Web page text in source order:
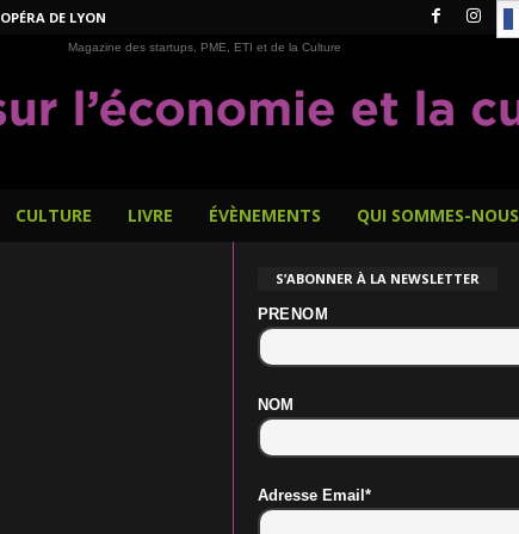
OPÉRA DE LYON
Magazine des startups, PME, ETI et de la Culture
CULTURE LIVRE ÉVÈNEMENTS QUI SOMMES-NOUS
S’ABONNER À LA NEWSLETTER
PRENOM
NOM
Adresse Email*